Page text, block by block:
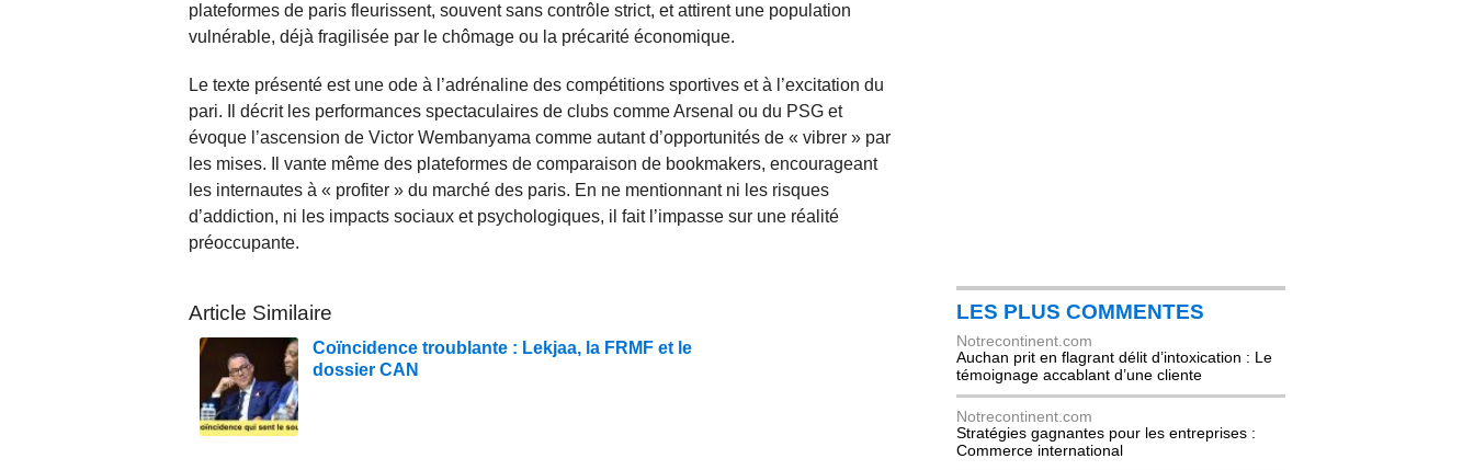
plateformes de paris fleurissent, souvent sans contrôle strict, et attirent une population
vulnérable, déjà fragilisée par le chômage ou la précarité économique.
Le texte présenté est une ode à l’adrénaline des compétitions sportives et à l’excitation du
pari. Il décrit les performances spectaculaires de clubs comme Arsenal ou du PSG et
évoque l’ascension de Victor Wembanyama comme autant d’opportunités de « vibrer » par
les mises. Il vante même des plateformes de comparaison de bookmakers, encourageant
les internautes à « profiter » du marché des paris. En ne mentionnant ni les risques
d’addiction, ni les impacts sociaux et psychologiques, il fait l’impasse sur une réalité
préoccupante.
Article Similaire
Coïncidence troublante : Lekjaa, la FRMF et le
dossier CAN
LES PLUS COMMENTES
Notrecontinent.com
Auchan prit en flagrant délit d’intoxication : Le
témoignage accablant d’une cliente
Notrecontinent.com
Stratégies gagnantes pour les entreprises :
Commerce international